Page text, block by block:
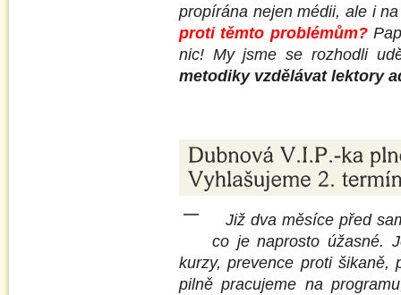
propírána nejen médii, ale i
proti těmto problémům?
nic! My jsme se rozhodli
metodiky vzdělávat lektory
Již dva měsíce před
co je naprosto úžasné.
kurzy, prevence proti
pilně pracujeme na